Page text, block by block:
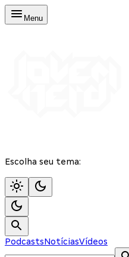
Menu
Escolha seu tema:
PodcastsNotíciasVídeos